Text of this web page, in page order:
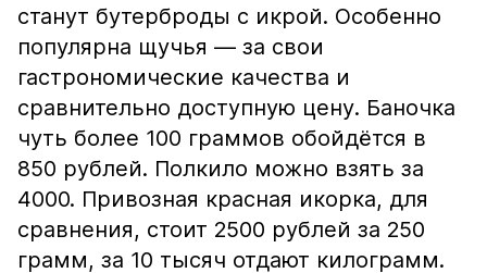
станут бутерброды с икрой. Особенно
популярна щучья — за свои
гастрономические качества и
сравнительно доступную цену. Баночка
чуть более 100 граммов обойдётся в
850 рублей. Полкило можно взять за
4000. Привозная красная икорка, для
сравнения, стоит 2500 рублей за 250
грамм, за 10 тысяч отдают килограмм.